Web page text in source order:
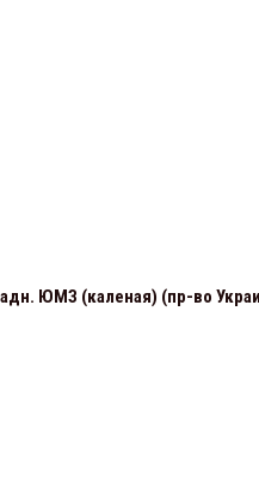
ЮМЗ (каленая) (пр-во